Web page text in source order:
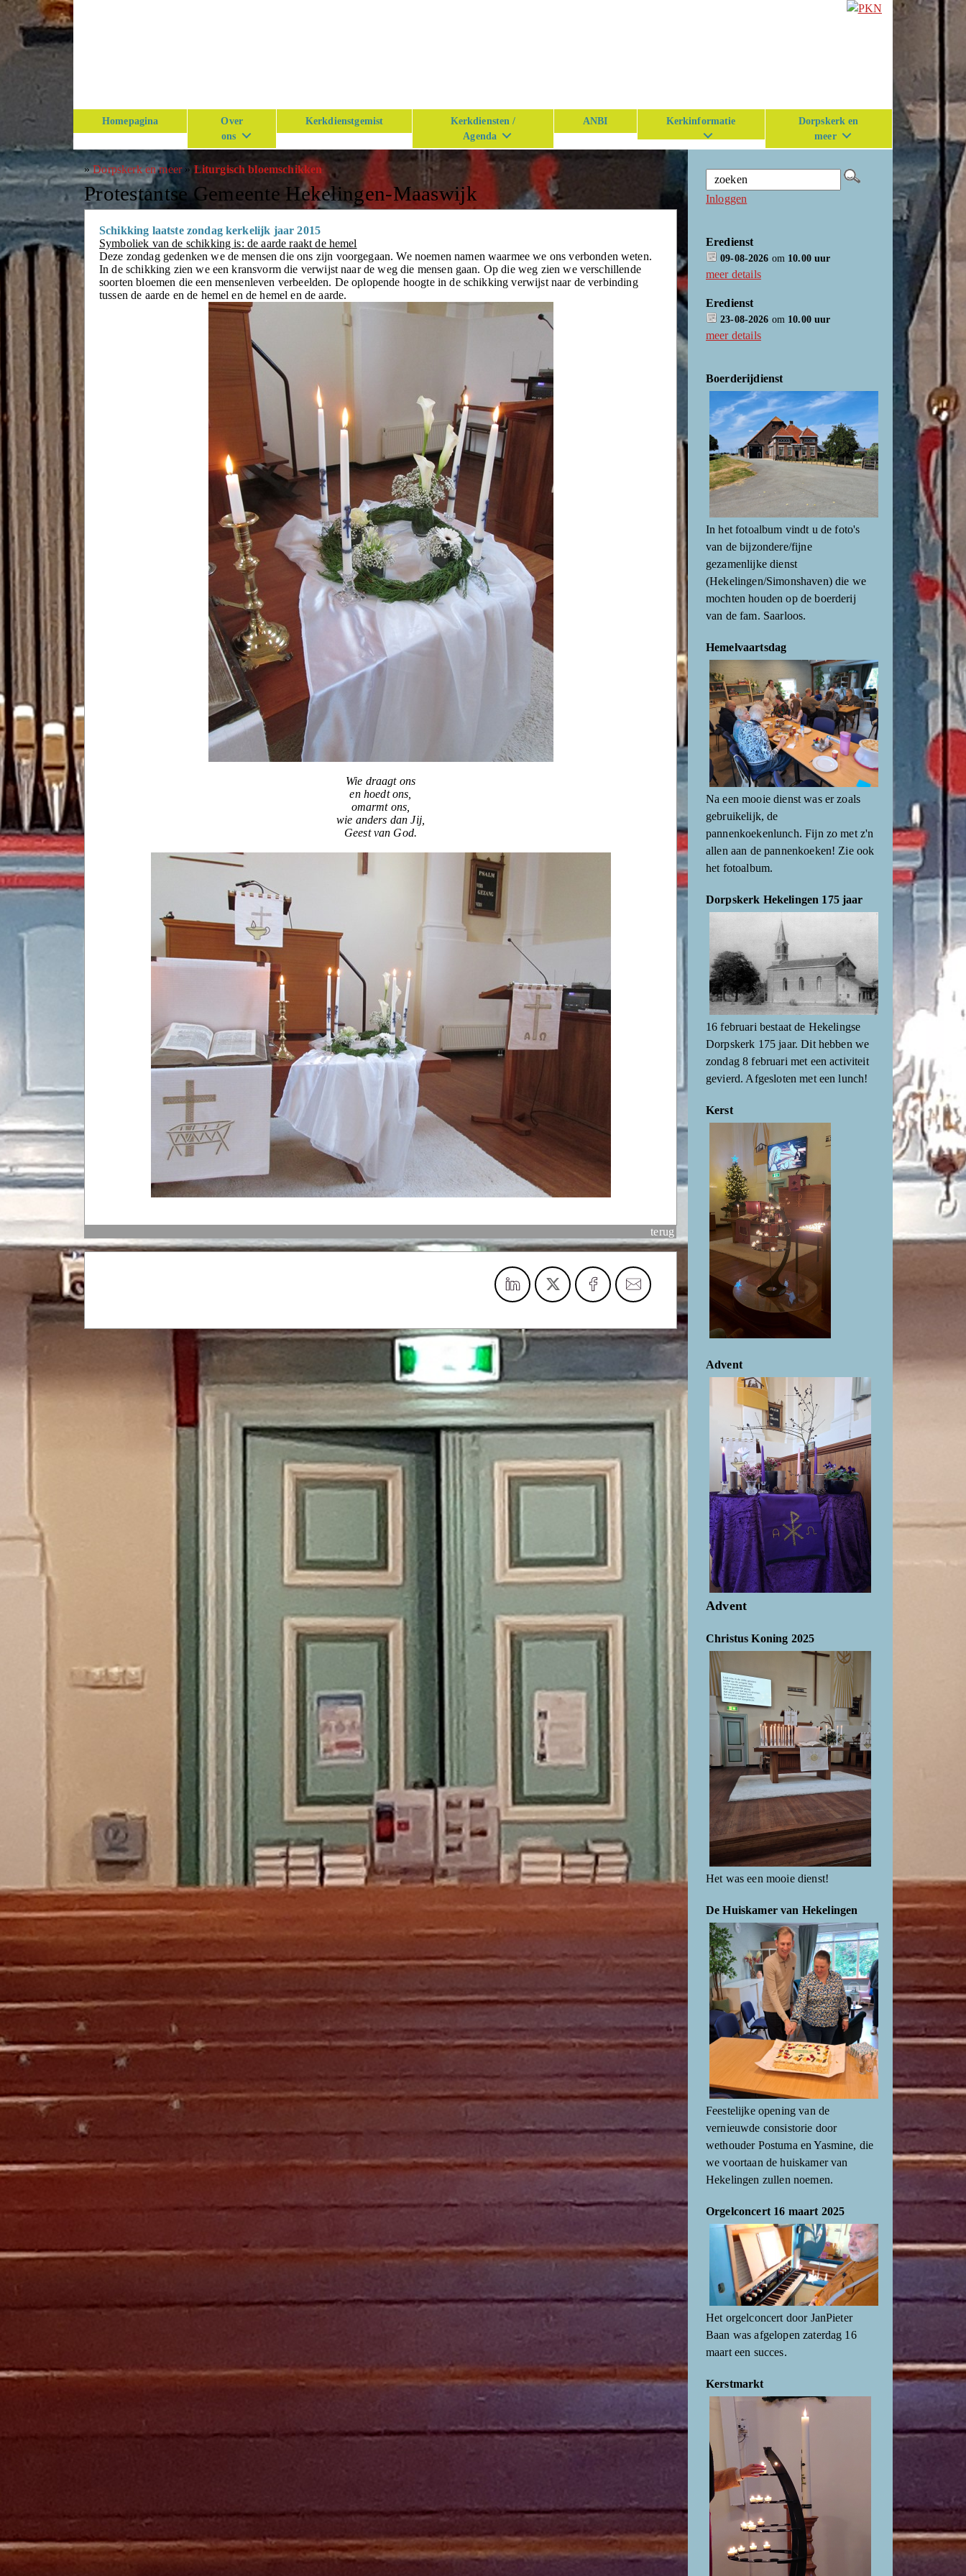
Homepagina
Over
ons
Kerkdienstgemist
Kerkdiensten /
Agenda
ANBI Kerkinformatie
Dorpskerk en
meer
»Dorpskerk en meer» Liturgisch bloemschikken
Protestantse Gemeente Hekelingen-Maaswijk
Schikking laatste zondag kerkelijk jaar 2015
Symboliek van de schikking is: de aarde raakt de hemel
Deze zondag gedenken we de mensen die ons zijn voorgegaan. We noemen namen waarmee we ons verbonden weten.
In de schikking zien we een kransvorm die verwijst naar de weg die mensen gaan. Op die weg zien we verschillende
soorten bloemen die een mensenleven verbeelden. De oplopende hoogte in de schikking verwijst naar de verbinding
tussen de aarde en de hemel en de hemel en de aarde.
Wie draagt ons
en hoedt ons,
omarmt ons,
wie anders dan Jij,
Geest van God.
terug
Inloggen
Eredienst
09-08-2026 om 10.00 uur
meer details
Eredienst
23-08-2026 om 10.00 uur
meer details
Boerderijdienst
In het fotoalbum vindt u de foto's
van de bijzondere/fijne
gezamenlijke dienst
(Hekelingen/Simonshaven) die we
mochten houden op de boerderij
van de fam. Saarloos.
Hemelvaartsdag
Na een mooie dienst was er zoals
gebruikelijk, de
pannenkoekenlunch. Fijn zo met z'n
allen aan de pannenkoeken! Zie ook
het fotoalbum.
Dorpskerk Hekelingen 175 jaar
16 februari bestaat de Hekelingse
Dorpskerk 175 jaar. Dit hebben we
zondag 8 februari met een activiteit
gevierd. Afgesloten met een lunch!
Kerst
Advent
Advent
Christus Koning 2025
Het was een mooie dienst!
De Huiskamer van Hekelingen
Feestelijke opening van de
vernieuwde consistorie door
wethouder Postuma en Yasmine, die
we voortaan de huiskamer van
Hekelingen zullen noemen.
Orgelconcert 16 maart 2025
Het orgelconcert door JanPieter
Baan was afgelopen zaterdag 16
maart een succes.
Kerstmarkt